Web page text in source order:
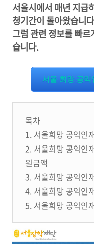
서울시에서 매년 지급
청기간이 돌아왔습니
그럼 관련 정보를 빠
습니다.
서울 희망 공
목차
1. 서울희망 공익인
2. 서울희망 공익인
원금액
3. 서울희망 공익인
4. 서울희망 공익인
5. 서울희망 공익인